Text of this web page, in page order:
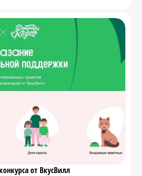
от ВкусВилл